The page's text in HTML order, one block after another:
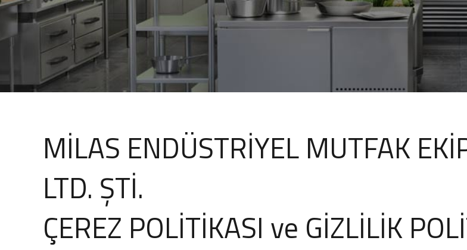
MİLAS ENDÜSTRİYEL MUTFAK
LTD. ŞTİ.
ÇEREZ POLİTİKASI ve GİZLİLİK